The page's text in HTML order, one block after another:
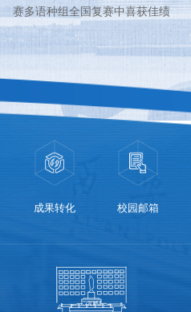
赛多语种组全国复赛中喜获佳绩
成果转化 校园邮箱